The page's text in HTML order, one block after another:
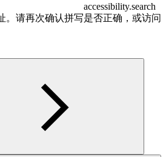
accessibility.search
。请再次确认拼写是否正确，或访问